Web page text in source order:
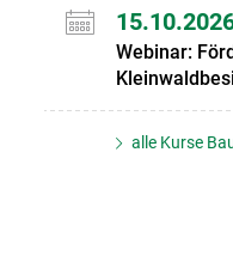
Webinar:
alle Kurse